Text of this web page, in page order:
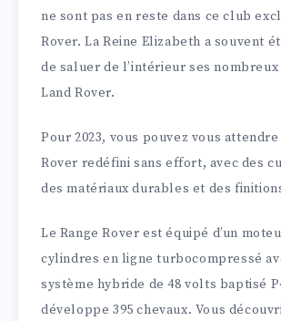
ne sont pas en reste dans ce club
Rover. La Reine Elizabeth a souvent
de saluer de l’intérieur ses
Land Rover.
Pour 2023, vous pouvez vous attendre
Rover redéfini sans effort, avec des
des matériaux durables et des
Le Range Rover est équipé d’un
cylindres en ligne turbocompressé
système hybride de 48 volts baptisé
développe 395 chevaux. Vous